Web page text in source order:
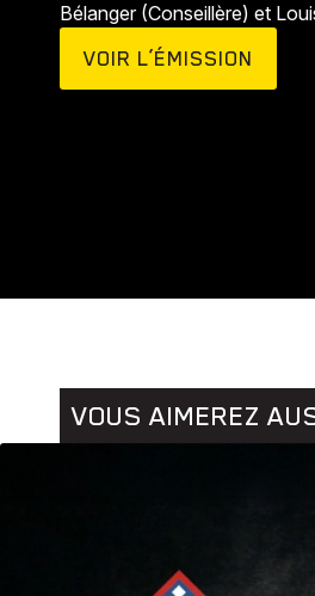
Bélanger (Conseillère) et
VOIR L’ÉMISSION
VOUS AIMEREZ